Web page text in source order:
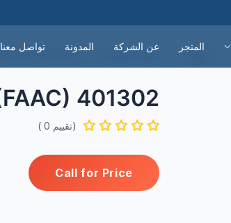
المتجر عن الشركة المدونة تواصل معنا
كافة المنتجات 401302 Xk10 Key Switch (FAAC)
401302 Xk10 Key Switch (FAAC)
(تقييم 0 )
Call for Price